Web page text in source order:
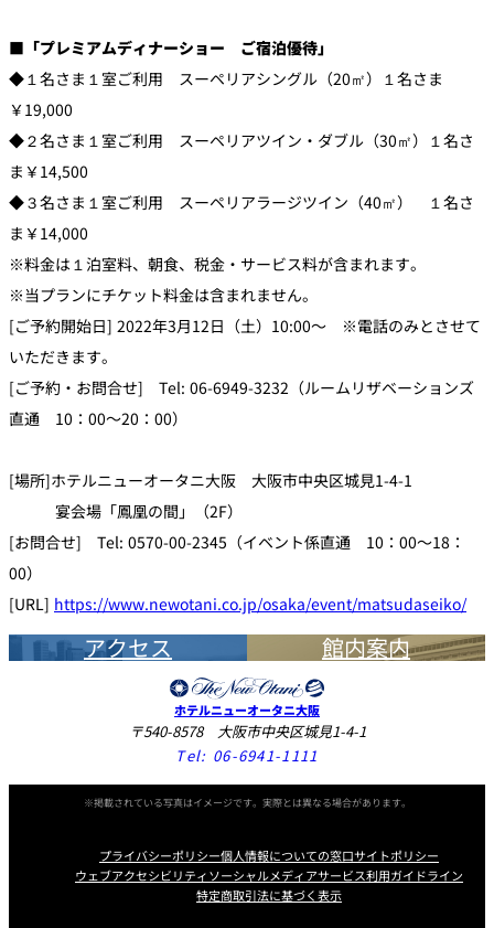
■「プレミアムディナーショー ご宿泊優待」
◆１名さま１室ご利用 スーペリアシングル（20㎡）１名さま
￥19,000
◆２名さま１室ご利用 スーペリアツイン・ダブル（30㎡）１名さ
ま￥14,500
◆３名さま１室ご利用 スーペリアラージツイン（40㎡） １名さ
ま￥14,000
※料金は１泊室料、朝食、税金・サービス料が含まれます。
※当プランにチケット料金は含まれません。
[ご予約開始日] 2022年3月12日（土）10:00～ ※電話のみとさせて
いただきます。
[ご予約・お問合せ] Tel: 06-6949-3232（ルームリザベーションズ
直通 10：00～20：00）
[場所]ホテルニューオータニ大阪 大阪市中央区城見1-4-1
宴会場「鳳凰の間」（2F）
[お問合せ] Tel: 0570-00-2345（イベント係直通 10：00～18：
00）
[URL] https://www.newotani.co.jp/osaka/event/matsudaseiko/
アクセス 館内案内
ホテルニューオータニ大阪
〒540-8578 大阪市中央区城見1-4-1
Tel: 06-6941-1111
※掲載されている写真はイメージです。実際とは異なる場合があります。
プライバシーポリシー個人情報についての窓口サイトポリシー
ウェブアクセシビリティソーシャルメディアサービス利用ガイドライン
特定商取引法に基づく表示